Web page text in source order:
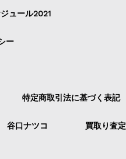
ュール2021
ー
特定商取引法に基づく表記
谷口ナツコ 買取り査定